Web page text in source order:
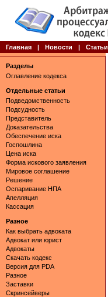
Главная | Новости | Статьи
Разделы
Оглавление кодекса
Отдельные статьи
Подведомственность
Подсудность
Представитель
Доказательства
Обеспечение иска
Госпошлина
Цена иска
Форма искового заявления
Мировое соглашение
Решение
Оспаривание НПА
Апелляция
Кассация
Разное
Как выбрать адвоката
Адвокат или юрист
Адвокаты
Скачать кодекс
Версия для PDA
Разное
Заставки
Скринсейверы